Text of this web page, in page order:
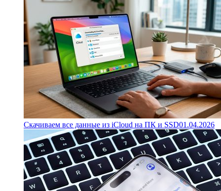
Скачиваем все данные из iCloud на ПК и SSD01.04.2026